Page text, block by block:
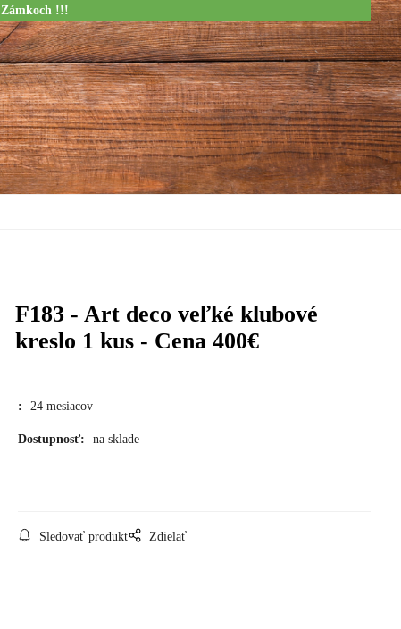
!!!
F183 - Art deco veľké klubové
kreslo 1 kus - Cena 400€
: 24 mesiacov
Dostupnosť: na sklade
Sledovať produkt Zdielať